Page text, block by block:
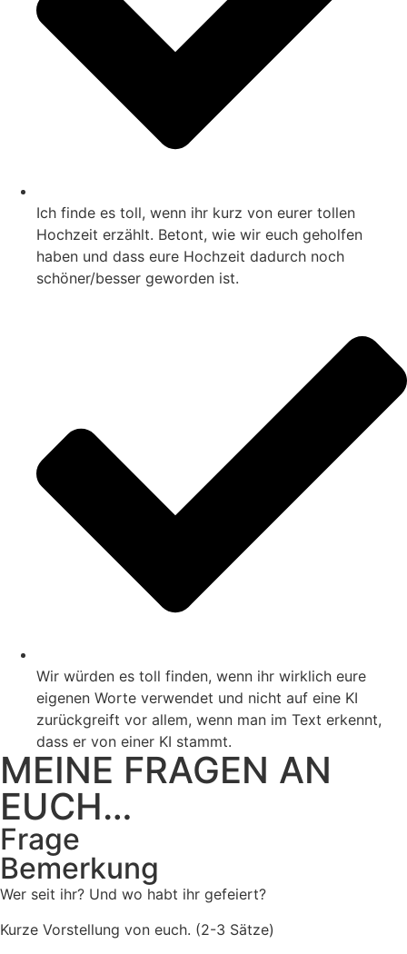
Ich finde es toll, wenn ihr kurz von eurer tollen
Hochzeit erzählt. Betont, wie wir euch geholfen
haben und dass eure Hochzeit dadurch noch
schöner/besser geworden ist.
Wir würden es toll finden, wenn ihr wirklich eure
eigenen Worte verwendet und nicht auf eine KI
zurückgreift vor allem, wenn man im Text erkennt,
dass er von einer KI stammt.
MEINE FRAGEN AN
EUCH…
Frage
Bemerkung
Wer seit ihr? Und wo habt ihr gefeiert?
Kurze Vorstellung von euch. (2-3 Sätze)